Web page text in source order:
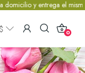
y entrega el mismo día.
0